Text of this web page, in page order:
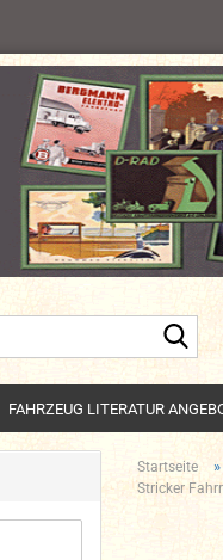
FAHRZEUG LITERATUR
Startseite »
Stricker